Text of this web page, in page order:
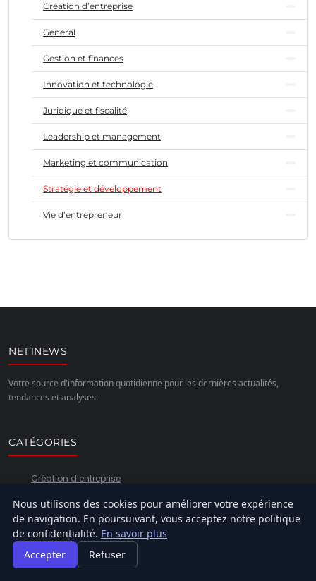
Création d’entreprise
General
Gestion et finances
Innovation et technologie
Juridique et fiscalité
Leadership et management
Marketing et communication
Stratégie et développement
Vie d’entrepreneur
NET1NEWS
Votre source d'information quotidienne pour les dernières actualités,
tendances et analyses.
CATÉGORIES
Création d’entreprise
General
Gestion et finances
Innovation et technologie
Juridique et fiscalité
Nous utilisons des cookies pour améliorer votre expérience
de navigation. En poursuivant, vous acceptez notre politique
de confidentialité. En savoir plus
Accepter
Refuser